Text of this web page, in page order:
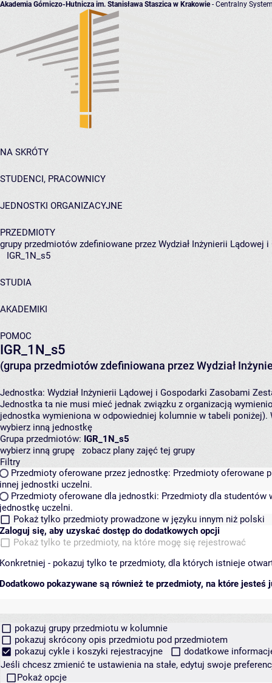
Akademia Górniczo-Hutnicza im. Stanisława Staszica w Krakowie- Centralny
NA SKRÓTY
STUDENCI, PRACOWNICY
JEDNOSTKI ORGANIZACYJNE
PRZEDMIOTY
grupy przedmiotów zdefiniowane przez Wydział Inżynierii Lądowej
IGR_1N_s5
STUDIA
AKADEMIKI
POMOC
IGR_1N_s5
(grupa przedmiotów zdefiniowana przez Wydział
Jednostka: Wydział Inżynierii Lądowej i Gospodarki Zasobami
Jednostka ta nie musi mieć jednak związku z organizacją
jednostka wymieniona w odpowiedniej kolumnie w tabeli
wybierz inną jednostkę
Grupa przedmiotów: IGR_1N_s5
wybierz inną grupę
zobacz plany zajęć tej grupy
Filtry
Przedmioty oferowane przez jednostkę: Przedmioty oferowane
innej jednostki uczelni.
Przedmioty oferowane dla jednostki: Przedmioty dla studentów
jednostkę uczelni.
Pokaż tylko przedmioty prowadzone w języku innym niż polski
Zaloguj się, aby uzyskać dostęp do dodatkowych opcji
Pokaż tylko te przedmioty, na które mogę się rejestrować
Konkretniej - pokazuj tylko te przedmioty, dla których istnieje
Dodatkowo pokazywane są również te przedmioty, na które jesteś
pokazuj grupy przedmiotu w kolumnie
pokazuj skrócony opis przedmiotu pod przedmiotem
pokazuj cykle i koszyki rejestracyjne
dodatkowe
Jeśli chcesz zmienić te ustawienia na stałe, edytuj swoje
Pokaż opcje